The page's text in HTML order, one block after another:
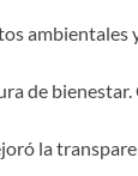
ambientales
de
la